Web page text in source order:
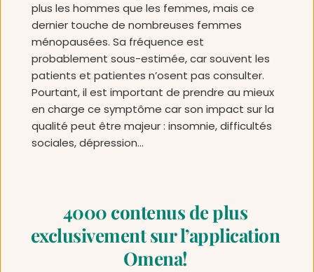
plus les hommes que les femmes, mais ce
dernier touche de nombreuses femmes
ménopausées. Sa fréquence est
probablement sous-estimée, car souvent les
patients et patientes n’osent pas consulter.
Pourtant, il est important de prendre au mieux
en charge ce symptôme car son impact sur la
qualité peut être majeur : insomnie, difficultés
sociales, dépression…
4000 contenus de plus
exclusivement sur l’application
Omena!